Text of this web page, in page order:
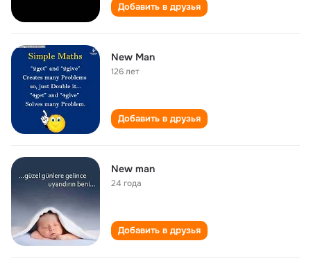
Добавить в друзья
New Man
126 лет
Добавить в друзья
New man
24 года
Добавить в друзья